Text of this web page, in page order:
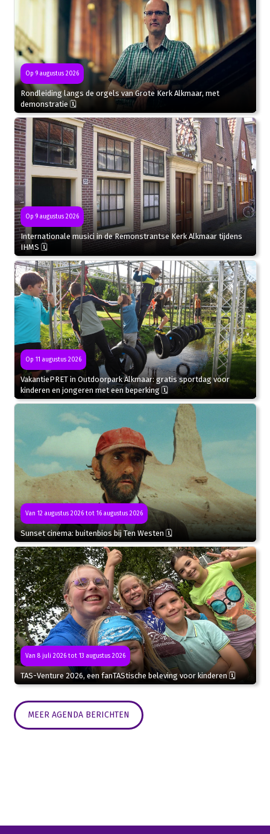
Op 9 augustus 2026
Rondleiding langs de orgels van Grote Kerk Alkmaar, met
demonstratie 🗓
Op 9 augustus 2026
Internationale musici in de Remonstrantse Kerk Alkmaar tijdens
IHMS 🗓
Op 11 augustus 2026
VakantiePRET in Outdoorpark Alkmaar: gratis sportdag voor
kinderen en jongeren met een beperking 🗓
Van 12 augustus 2026 tot 16 augustus 2026
Sunset cinema: buitenbios bij Ten Westen 🗓
Van 8 juli 2026 tot 13 augustus 2026
TAS-Venture 2026, een fanTAStische beleving voor kinderen 🗓
MEER AGENDA BERICHTEN